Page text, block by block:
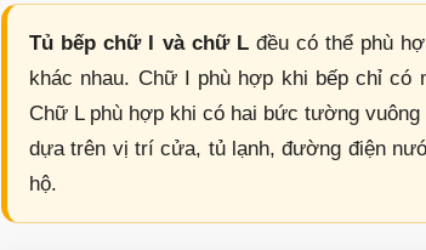
Tủ bếp chữ I và chữ Lđều có thể phù
khác nhau. Chữ I phù hợp khi bếp chỉ có
Chữ L phù hợp khi có hai bức tường
dựa trên vị trí cửa, tủ lạnh, đường điện
hộ.